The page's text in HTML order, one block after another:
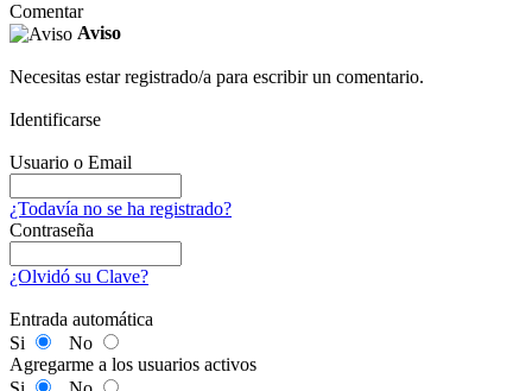
Comentar
Aviso
Necesitas estar registrado/a para escribir un comentario.
Identificarse
Usuario o Email
¿Todavía no se ha registrado?
Contraseña
¿Olvidó su Clave?
Entrada automática
Si
No
Agregarme a los usuarios activos